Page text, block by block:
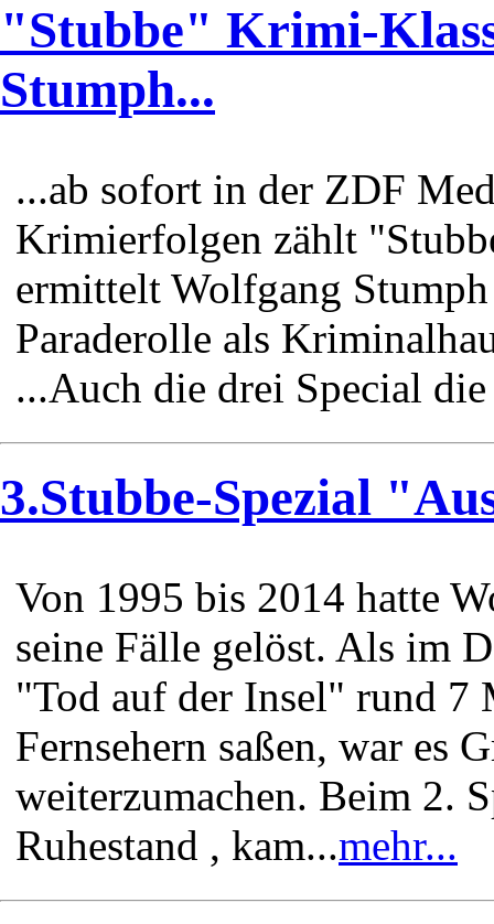
"Stubbe" Krimi-
Stumph...
...ab sofort in der ZDF
Krimierfolgen zählt
ermittelt Wolfgang
Paraderolle als
...Auch die drei Special
3.Stubbe-Spezial
Von 1995 bis 2014 hatte
seine Fälle gelöst. Als im
"Tod auf der Insel" rund 7
Fernsehern saßen, war es
weiterzumachen. Beim 2.
Ruhestand , kam...mehr...